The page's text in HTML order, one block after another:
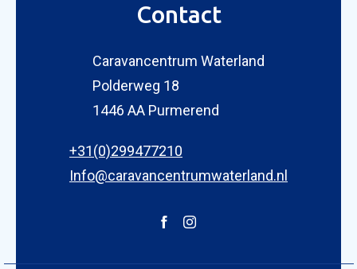
Contact
Caravancentrum Waterland
Polderweg 18
1446 AA Purmerend
+31(0)299477210
Info@caravancentrumwaterland.nl